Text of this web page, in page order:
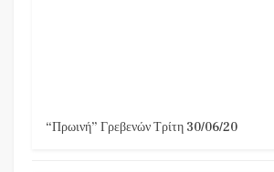
“Πρωινή” Γρεβενών Τρίτη 30/06/20